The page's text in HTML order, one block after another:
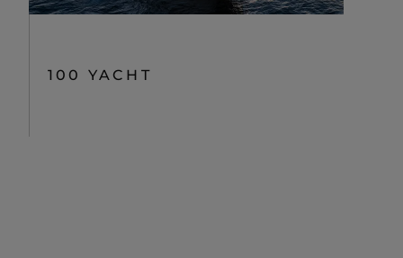
100 YACHT